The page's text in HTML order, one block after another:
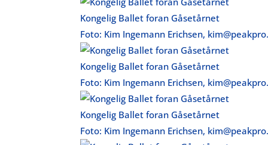
Kongelig Ballet foran Gåsetårnet
Foto: Kim Ingemann Erichsen,
Kongelig Ballet foran Gåsetårnet
Foto: Kim Ingemann Erichsen,
Kongelig Ballet foran Gåsetårnet
Foto: Kim Ingemann Erichsen,